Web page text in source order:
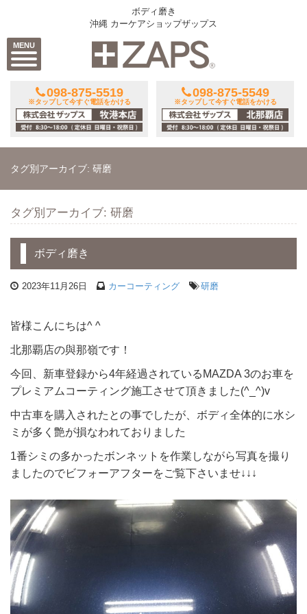
MENU
ボディ磨き
沖縄 カーケアショップザップス
098-875-5519
※タップして今すぐ電話をかける
098-875-5549
※タップして今すぐ電話をかける
タグ別アーカイブ: 研磨
タグ別アーカイブ: 研磨
ボディ磨き
2023年11月26日 カーコーティング 研磨
皆様こんにちは^ ^
北那覇店の與那嶺です！
今回、新車登録から4年経過されているMAZDA 3のお車を
プレミアムコーティング施工させて頂きました(^_^)v
中古車を購入されたとの事でしたが、ボディ全体的に水シ
ミが多く艶が損なわれておりました
1番シミの多かったボンネットを作業しながら写真を撮り
ましたのでビフォーアフターをご覧下さいませ↓↓↓